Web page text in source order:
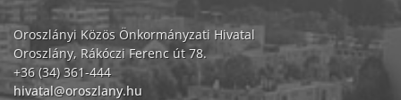
Oroszlányi Közös Önkormányzati Hivatal
Oroszlány, Rákóczi Ferenc út 78.
+36 (34) 361-444
hivatal@oroszlany.hu